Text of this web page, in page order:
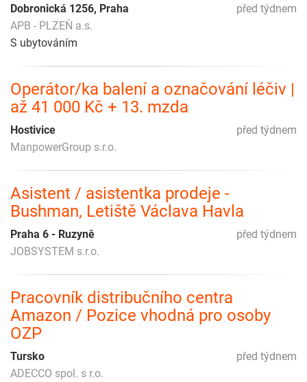
před týdnem
Dobronická 1256, Praha
APB - PLZEŇ a.s.
S ubytováním
Operátor/ka balení a označování léčiv |
až 41 000 Kč + 13. mzda
před týdnem
Hostivice
ManpowerGroup s.r.o.
Asistent / asistentka prodeje -
Bushman, Letiště Václava Havla
před týdnem
Praha 6 - Ruzyně
JOBSYSTEM s.r.o.
Pracovník distribučního centra
Amazon / Pozice vhodná pro osoby
OZP
před týdnem
Tursko
ADECCO spol. s r.o.